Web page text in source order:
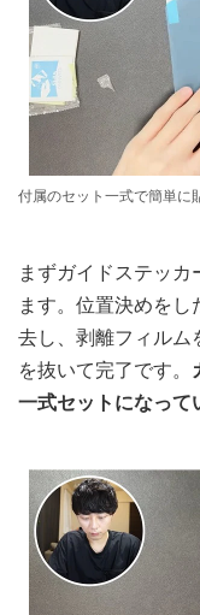
付属のセット一式で簡単に
まずガイドステッ
ます。位置決めを
去し、剥離フィルム
を抜いて完了です。
一式セットになって